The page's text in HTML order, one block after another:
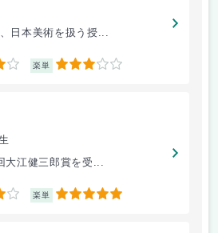
日本美術を扱う授...
楽単 3
大江健三郎賞を受...
楽単 5